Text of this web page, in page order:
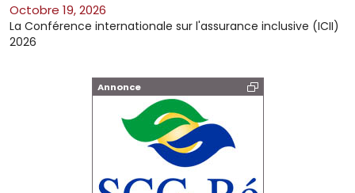
octobre 19, 2026
La Conférence internationale sur l'assurance inclusive (ICII)
2026
Annonce